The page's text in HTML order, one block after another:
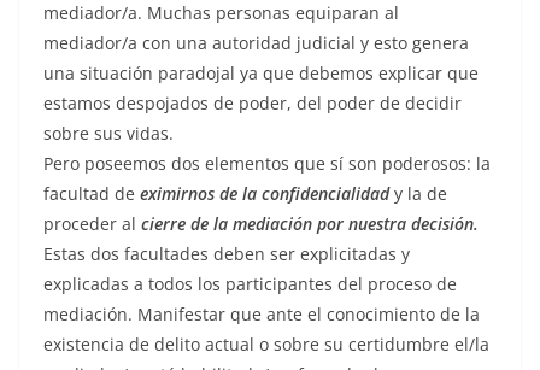
mediador/a. Muchas personas equiparan al
mediador/a con una autoridad judicial y esto genera
una situación paradojal ya que debemos explicar que
estamos despojados de poder, del poder de decidir
sobre sus vidas.
Pero poseemos dos elementos que sí son poderosos: la
facultad de eximirnos de la confidencialidady la de
proceder al cierre de la mediación por nuestra decisión.
Estas dos facultades deben ser explicitadas y
explicadas a todos los participantes del proceso de
mediación. Manifestar que ante el conocimiento de la
existencia de delito actual o sobre su certidumbre el/la